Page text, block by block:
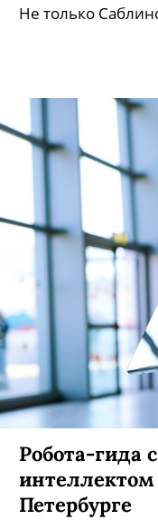
Не только
Робота-гида
интеллектом
Петербурге